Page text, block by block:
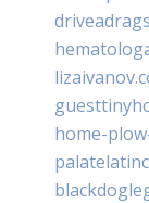
home-